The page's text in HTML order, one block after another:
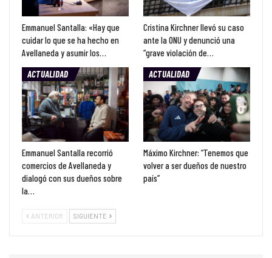
Emmanuel Santalla: «Hay que
cuidar lo que se ha hecho en
Avellaneda y asumir los…
Cristina Kirchner llevó su caso
ante la ONU y denunció una
“grave violación de…
ACTUALIDAD
Emmanuel Santalla recorrió
comercios de Avellaneda y
dialogó con sus dueños sobre
la…
ACTUALIDAD
Máximo Kirchner: “Tenemos que
volver a ser dueños de nuestro
país”
ANTERIOR SIGUIENTE